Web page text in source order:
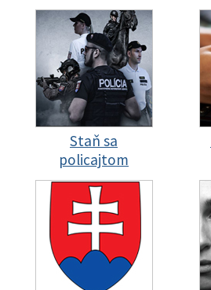
Staň sa
policajtom